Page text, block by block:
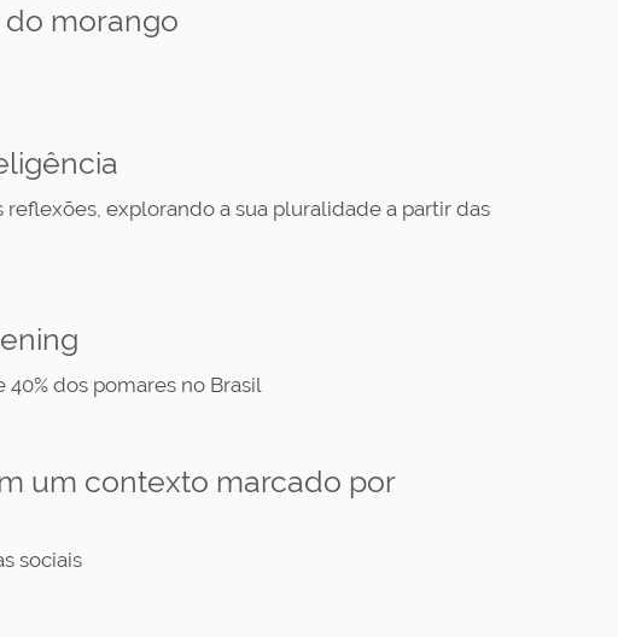
do morango
explorando a sua pluralidade a partir das
dos pomares no Brasil
um contexto marcado por
sociais